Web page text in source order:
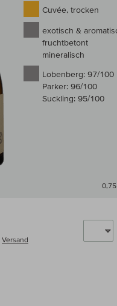
Cuvée, trocken
exotisch &
fruchtbetont
mineralisch
Lobenberg: 97/100
Parker: 96/100
Suckling: 95/100
0,75
Versand